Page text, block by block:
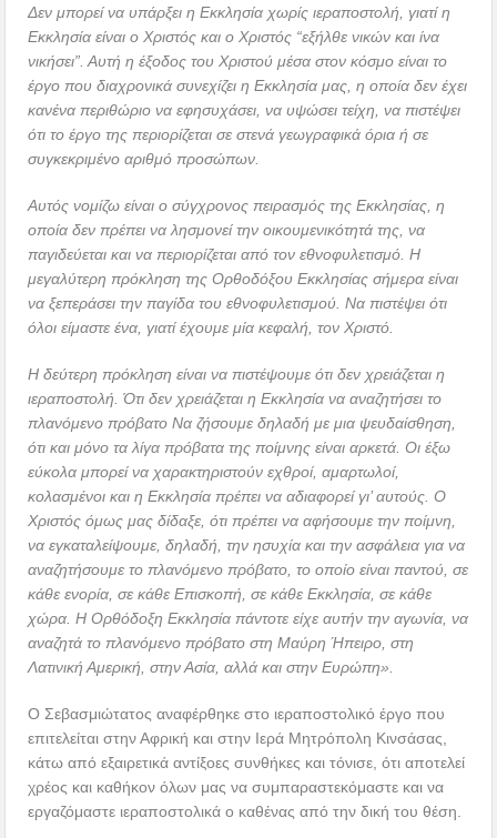
Δεν μπορεί να υπάρξει η Εκκλησία χωρίς ιεραποστολή, γιατί η
Εκκλησία είναι ο Χριστός και ο Χριστός “εξήλθε νικών και ίνα
νικήσει”. Αυτή η έξοδος του Χριστού μέσα στον κόσμο είναι το
έργο που διαχρονικά συνεχίζει η Εκκλησία μας, η οποία δεν έχει
κανένα περιθώριο να εφησυχάσει, να υψώσει τείχη, να πιστέψει
ότι το έργο της περιορίζεται σε στενά γεωγραφικά όρια ή σε
συγκεκριμένο αριθμό προσώπων.
Αυτός νομίζω είναι ο σύγχρονος πειρασμός της Εκκλησίας, η
οποία δεν πρέπει να λησμονεί την οικουμενικότητά της, να
παγιδεύεται και να περιορίζεται από τον εθνοφυλετισμό. Η
μεγαλύτερη πρόκληση της Ορθοδόξου Εκκλησίας σήμερα είναι
να ξεπεράσει την παγίδα του εθνοφυλετισμού. Να πιστέψει ότι
όλοι είμαστε ένα, γιατί έχουμε μία κεφαλή, τον Χριστό.
Η δεύτερη πρόκληση είναι να πιστέψουμε ότι δεν χρειάζεται η
ιεραποστολή. Ότι δεν χρειάζεται η Εκκλησία να αναζητήσει το
πλανόμενο πρόβατο Να ζήσουμε δηλαδή με μια ψευδαίσθηση,
ότι και μόνο τα λίγα πρόβατα της ποίμνης είναι αρκετά. Οι έξω
εύκολα μπορεί να χαρακτηριστούν εχθροί, αμαρτωλοί,
κολασμένοι και η Εκκλησία πρέπει να αδιαφορεί γι’ αυτούς. Ο
Χριστός όμως μας δίδαξε, ότι πρέπει να αφήσουμε την ποίμνη,
να εγκαταλείψουμε, δηλαδή, την ησυχία και την ασφάλεια για να
αναζητήσουμε το πλανόμενο πρόβατο, το οποίο είναι παντού, σε
κάθε ενορία, σε κάθε Επισκοπή, σε κάθε Εκκλησία, σε κάθε
χώρα. Η Ορθόδοξη Εκκλησία πάντοτε είχε αυτήν την αγωνία, να
αναζητά το πλανόμενο πρόβατο στη Μαύρη Ήπειρο, στη
Λατινική Αμερική, στην Ασία, αλλά και στην Ευρώπη».
Ο Σεβασμιώτατος αναφέρθηκε στο ιεραποστολικό έργο που
επιτελείται στην Αφρική και στην Ιερά Μητρόπολη Κινσάσας,
κάτω από εξαιρετικά αντίξοες συνθήκες και τόνισε, ότι αποτελεί
χρέος και καθήκον όλων μας να συμπαραστεκόμαστε και να
εργαζόμαστε ιεραποστολικά ο καθένας από την δική του θέση.